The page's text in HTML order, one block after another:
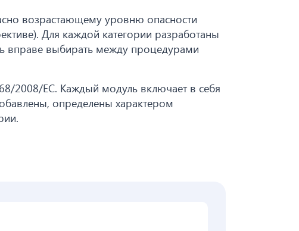
возрастающему уровню опасности
Для каждой категории разработаны
вправе выбирать между процедурами
2008/ЕС. Каждый модуль включает в себя
определены характером